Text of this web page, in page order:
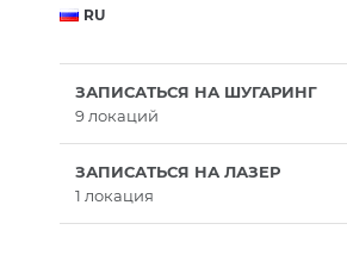
RU
ЗАПИСАТЬСЯ НА ШУГАРИНГ
9 локаций
ЗАПИСАТЬСЯ НА ЛАЗЕР
1 локация